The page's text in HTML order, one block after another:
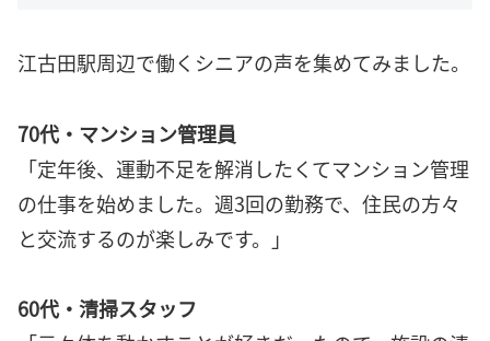
江古田駅周辺で働くシニアの声を集めてみました。
70代・マンション管理員
「定年後、運動不足を解消したくてマンション管理
の仕事を始めました。週3回の勤務で、住民の方々
と交流するのが楽しみです。」
60代・清掃スタッフ